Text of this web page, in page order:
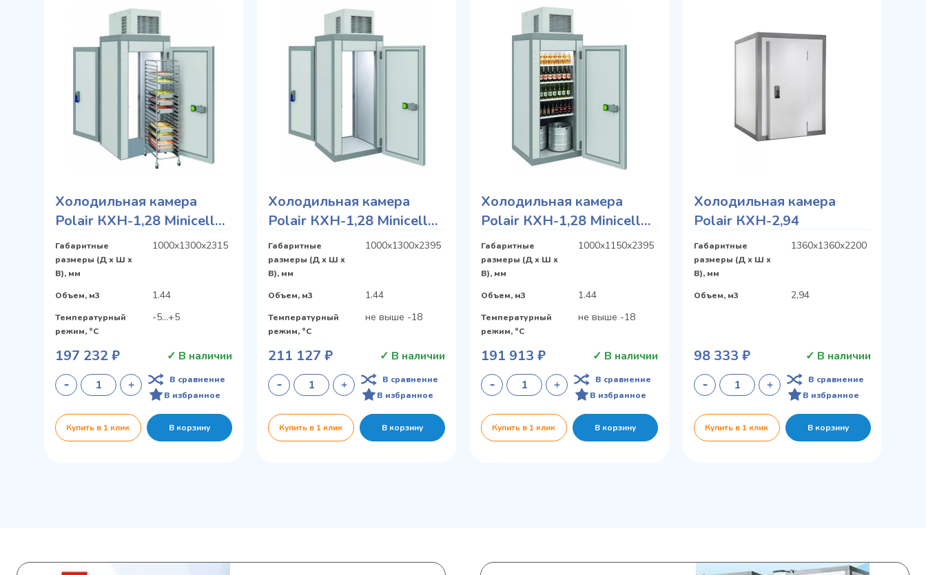
Холодильная камера
Polair КХН-1,28 Minicella
ММ 2 двери без пола
Габаритные
размеры (Д х Ш х
В), мм
1000x1300x2315
Объем, м3 1.44
Температурный
режим, °C
-5...+5
197 232 ₽ ✓ В наличии
В сравнение
В избранное
Купить в 1 клик В корзину
Холодильная камера
Polair КХН-1,28 Minicella
МB 2 двери
Габаритные
размеры (Д х Ш х
В), мм
1000x1300x2395
Объем, м3 1.44
Температурный
режим, °C
не выше -18
211 127 ₽ ✓ В наличии
В сравнение
В избранное
Купить в 1 клик В корзину
Холодильная камера
Polair КХН-1,28 Minicella
МB
Габаритные
размеры (Д х Ш х
В), мм
1000x1150x2395
Объем, м3 1.44
Температурный
режим, °C
не выше -18
191 913 ₽ ✓ В наличии
В сравнение
В избранное
Купить в 1 клик В корзину
Холодильная камера
Polair КХН-2,94
Габаритные
размеры (Д х Ш х
В), мм
1360x1360x2200
Объем, м3 2,94
98 333 ₽ ✓ В наличии
В сравнение
В избранное
Купить в 1 клик В корзину